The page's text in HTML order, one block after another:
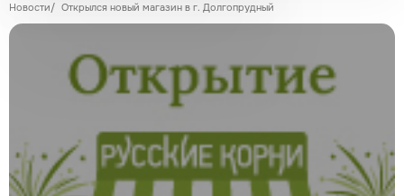
Новости/ Открылся новый магазин в г. Долгопрудный